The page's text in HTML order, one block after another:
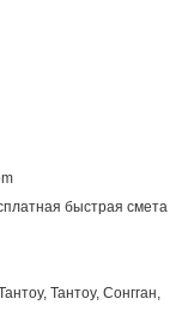
быстрая смета
Тантоу, Сонгган,